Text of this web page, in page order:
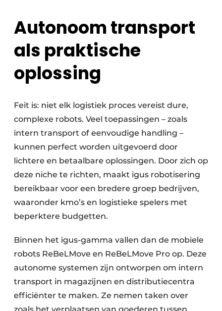
Autonoom transport
als praktische
oplossing
Feit is: niet elk logistiek proces vereist dure,
complexe robots. Veel toepassingen – zoals
intern transport of eenvoudige handling –
kunnen perfect worden uitgevoerd door
lichtere en betaalbare oplossingen. Door zich op
deze niche te richten, maakt igus robotisering
bereikbaar voor een bredere groep bedrijven,
waaronder kmo’s en logistieke spelers met
beperktere budgetten.
Binnen het igus-gamma vallen dan de mobiele
robots ReBeLMove en ReBeLMove Pro op. Deze
autonome systemen zijn ontworpen om intern
transport in magazijnen en distributiecentra
efficiënter te maken. Ze nemen taken over